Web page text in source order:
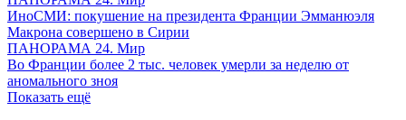
ИноСМИ: покушение на президента Франции Эмманюэля
Макрона совершено в Сирии
ПАНОРАМА 24. Мир
Во Франции более 2 тыс. человек умерли за неделю от
аномального зноя
Показать ещё